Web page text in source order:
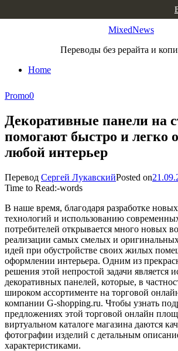
MixedNews
Переводы без рерайта и
Home
Promo0
Декоративные панели на
помогают быстро и легко
любой интерьер
Перевод Сергей ЛукавскийPosted on
Time to Read:-words
В наше время, благодаря разработке
технологий и использованию
потребителей открывается много новых
реализации самых смелых и
идей при обустройстве своих жилых
оформлении интерьера. Одним из
решения этой непростой задачи является
декоративных панелей, которые, в
широком ассортименте на торговой
компании G-shopping.ru. Чтобы узнать
предложениях этой торговой онлайн
виртуальном каталоге магазина даются
фотографии изделий с детальным
характеристиками.